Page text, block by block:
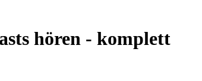
hören - komplett